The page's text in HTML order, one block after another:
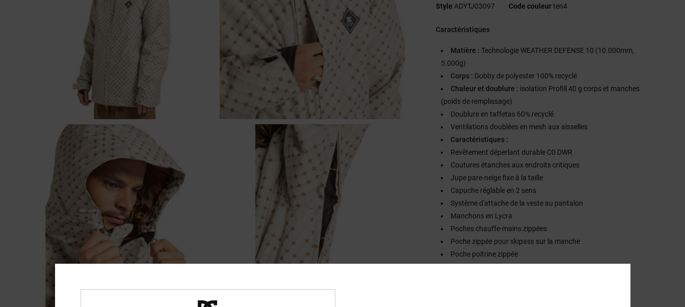
Style ADYTJ03097 Code couleurten4
Caractéristiques
Matière : Technologie WEATHER DEFENSE 10 (10.000mm,
5.000g)
Corps : Dobby de polyester 100% recyclé
Chaleur et doublure : isolation Profill 40 g corps et manches
(poids de remplissage)
Doublure en taffetas 60% recyclé
Ventilations doublées en mesh aux aisselles
Caractéristiques :
Revêtement déperlant durable C0 DWR
Coutures étanches aux endroits critiques
Jupe pare-neige fixe à la taille
Capuche réglable en 2 sens
Système d'attache de la veste au pantalon
Manchons en Lycra
Poches chauffe-mains zippées
Poche zippée pour skipass sur la manche
Poche poitrine zippée